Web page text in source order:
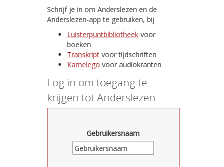
Schrijf je in om Anderslezen en de
Anderslezen-app te gebruiken, bij
Luisterpuntbibliotheekvoor
boeken
Transkriptvoor tijdschriften
Kamelego voor audiokranten
Log in om toegang te
krijgen tot Anderslezen
Gebruikersnaam